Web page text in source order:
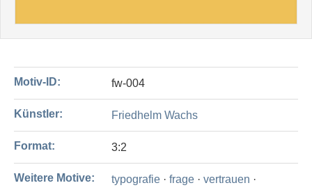
Motiv-ID: fw-004
Künstler: Friedhelm Wachs
Format: 3:2
Weitere Motive: typografie · frage · vertrauen ·